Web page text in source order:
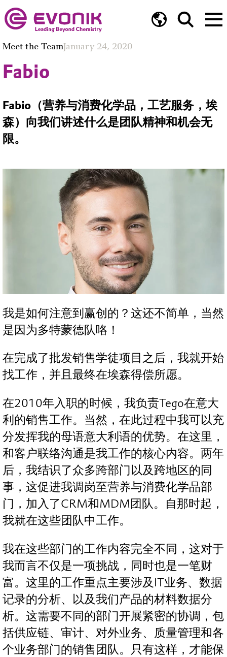
Meet the TeamJanuary 24, 2020
Fabio
Fabio（营养与消费化学品，工艺服务，埃
森）向我们讲述什么是团队精神和机会无
限。
我是如何注意到赢创的？这还不简单，当然
是因为多特蒙德队咯！
在完成了批发销售学徒项目之后，我就开始
找工作，并且最终在埃森得偿所愿。
在2010年入职的时候，我负责Tego在意大
利的销售工作。当然，在此过程中我可以充
分发挥我的母语意大利语的优势。在这里，
和客户联络沟通是我工作的核心内容。两年
后，我结识了众多跨部门以及跨地区的同
事，这促进我调岗至营养与消费化学品部
门，加入了CRM和MDM团队。自那时起，
我就在这些团队中工作。
我在这些部门的工作内容完全不同，这对于
我而言不仅是一项挑战，同时也是一笔财
富。这里的工作重点主要涉及IT业务、数据
记录的分析、以及我们产品的材料数据分
析。这需要不同的部门开展紧密的协调，包
括供应链、审计、对外业务、质量管理和各
个业务部门的销售团队。只有这样，才能保